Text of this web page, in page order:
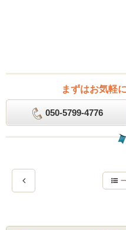
まずはお気軽
050-5799-4776